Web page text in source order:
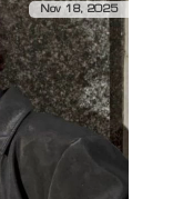
Nov 18, 2025